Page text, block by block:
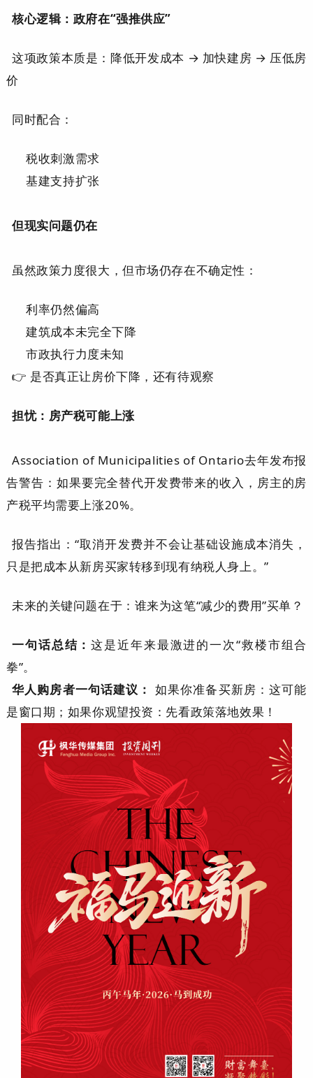
核心逻辑：政府在“强推供应”
这项政策本质是：降低开发成本 → 加快建房 → 压低房
价
同时配合：
税收刺激需求
基建支持扩张
但现实问题仍在
虽然政策力度很大，但市场仍存在不确定性：
利率仍然偏高
建筑成本未完全下降
市政执行力度未知
👉 是否真正让房价下降，还有待观察
担忧：房产税可能上涨
Association of Municipalities of Ontario去年发布报
告警告：如果要完全替代开发费带来的收入，房主的房
产税平均需要上涨20%。
报告指出：“取消开发费并不会让基础设施成本消失，
只是把成本从新房买家转移到现有纳税人身上。”
未来的关键问题在于：谁来为这笔“减少的费用”买单？
一句话总结：这是近年来最激进的一次“救楼市组合
拳”。
华人购房者一句话建议： 如果你准备买新房：这可能
是窗口期；如果你观望投资：先看政策落地效果！